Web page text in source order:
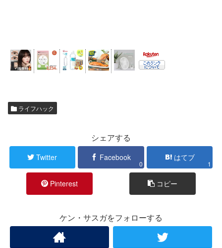
ライフハック
シェアする
Twitter Facebook
0
はてブ
1
Pinterest コピー
ケン・サスガをフォローする